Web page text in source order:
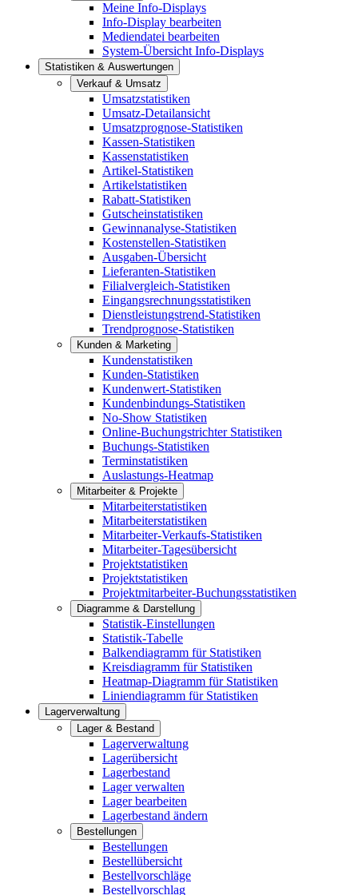
Meine Info-Displays
Info-Display bearbeiten
Mediendatei bearbeiten
System-Übersicht Info-Displays
Statistiken & Auswertungen
Verkauf & Umsatz
Umsatzstatistiken
Umsatz-Detailansicht
Umsatzprognose-Statistiken
Kassen-Statistiken
Kassenstatistiken
Artikel-Statistiken
Artikelstatistiken
Rabatt-Statistiken
Gutscheinstatistiken
Gewinnanalyse-Statistiken
Kostenstellen-Statistiken
Ausgaben-Übersicht
Lieferanten-Statistiken
Filialvergleich-Statistiken
Eingangsrechnungsstatistiken
Dienstleistungstrend-Statistiken
Trendprognose-Statistiken
Kunden & Marketing
Kundenstatistiken
Kunden-Statistiken
Kundenwert-Statistiken
Kundenbindungs-Statistiken
No-Show Statistiken
Online-Buchungstrichter Statistiken
Buchungs-Statistiken
Terminstatistiken
Auslastungs-Heatmap
Mitarbeiter & Projekte
Mitarbeiterstatistiken
Mitarbeiterstatistiken
Mitarbeiter-Verkaufs-Statistiken
Mitarbeiter-Tagesübersicht
Projektstatistiken
Projektstatistiken
Projektmitarbeiter-Buchungsstatistiken
Diagramme & Darstellung
Statistik-Einstellungen
Statistik-Tabelle
Balkendiagramm für Statistiken
Kreisdiagramm für Statistiken
Heatmap-Diagramm für Statistiken
Liniendiagramm für Statistiken
Lagerverwaltung
Lager & Bestand
Lagerverwaltung
Lagerübersicht
Lagerbestand
Lager verwalten
Lager bearbeiten
Lagerbestand ändern
Bestellungen
Bestellungen
Bestellübersicht
Bestellvorschläge
Bestellvorschlag